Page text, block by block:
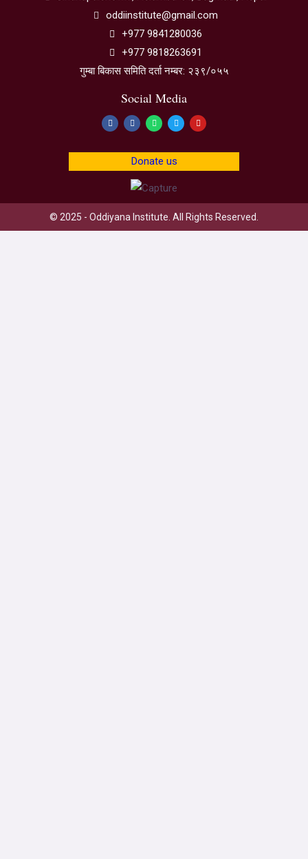
oddiinstitute@gmail.com
+977 9841280036
+977 9818263691
गुम्बा बिकास समिति दर्ता नम्बर: २३९/०५५
Social Media
Donate us
© 2025 - Oddiyana Institute. All Rights Reserved.